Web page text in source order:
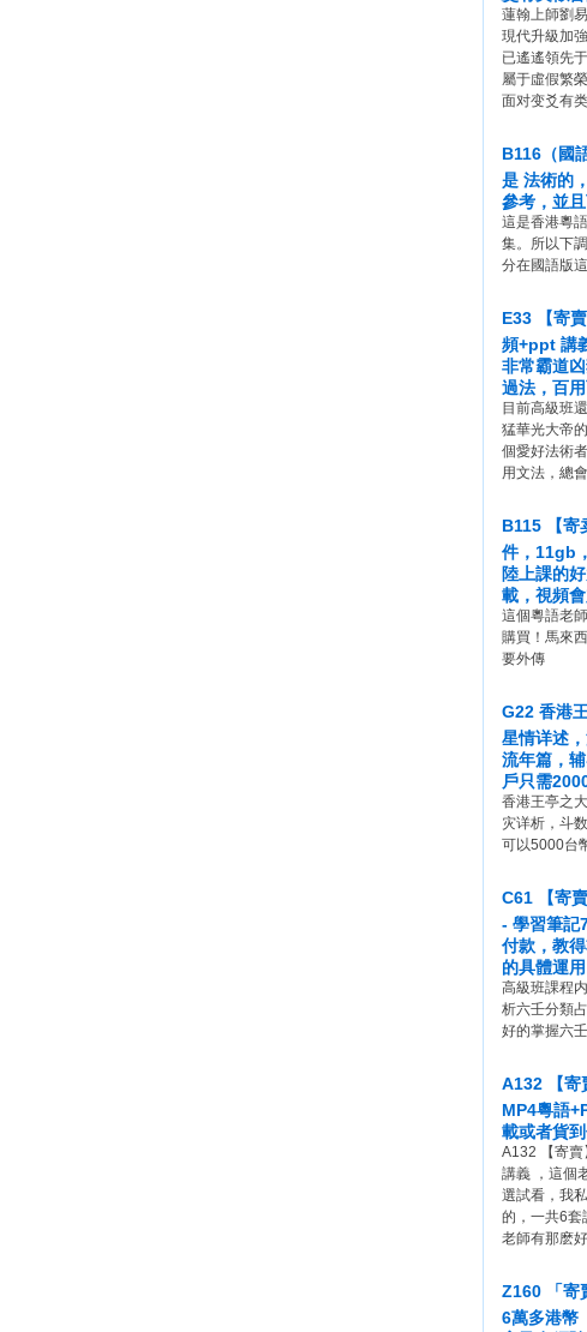
蓮翰上師劉
現代升級加
已遙遙領先
屬于虛假繁
面对变爻有
B116（國
是 法術的
參考，並
這是香港粵
集。所以下
分在國語版
E33 【寄
頻+ppt 講
⾮常霸道
過法，百
目前高級班
猛華光⼤帝
個愛好法術
⽤⽂法，總
B115 【寄
件，11gb
陸上課的
載，視頻
這個粵語老
購買！馬來
要外傳
G22 香港
星情详述
流年篇，
戶只需
香港王亭之
灾详析，斗
可以5000台
C61 【寄
- 學習筆記
付款，教
的具體運用
高級班課程
析六壬分類
好的掌握六
A132 【寄
MP4粵語
載或者貨
A132 【寄
講義 ，這個
選試看，我
的，一共6套
老師有那麽
Z160 「寄
6萬多港幣